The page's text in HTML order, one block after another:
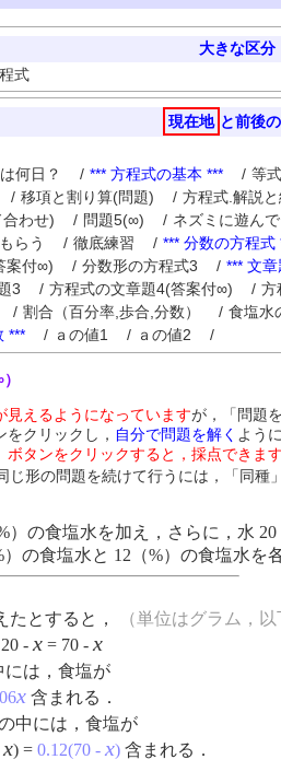
大きな区分
式
現在地 と前後
何日？ / *** 方程式の基本 *** / 等
/ 移項と割り算(問題) / 方程式.解説
わせ) / 問題5(∞) / ネズミに遊ん
らう / 徹底練習 / *** 分数の方程式
案付∞) / 分数形の方程式3 / *** 文章
3 / 方程式の文章題4(答案付∞) / 方
/ 割合（百分率,歩合,分数） / 食塩水
*** / ａの値1 / ａの値2 /
えるようになっていますが，「問題
クリックし， 自分で問題を解く よう
ボタンをクリックすると，採点できま
形の問題を続けて行うには，「同種
）の食塩水を加え，さらに，水
）の食塩水と 12（%）の食塩水を
たとすると，
（単位はグラム，
- x = 70 - x
は，食塩が
x 含まれる．
中には，食塩が
x) = 0.12(70 - x) 含まれる．